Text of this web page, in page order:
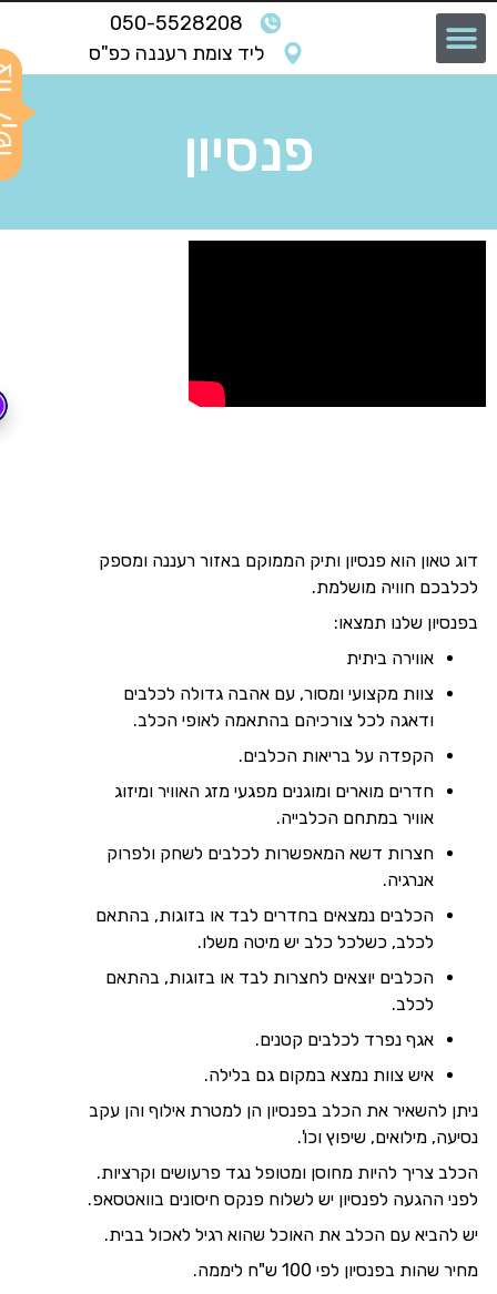
050-5528208
ליד צומת רעננה כפ"ס
פנסיון
דוג טאון הוא פנסיון ותיק הממוקם באזור רעננה ומספק
לכלבכם חוויה מושלמת.
בפנסיון שלנו תמצאו:
אווירה ביתית
צוות מקצועי ומסור, עם אהבה גדולה לכלבים
ודאגה לכל צורכיהם בהתאמה לאופי הכלב.
הקפדה על בריאות הכלבים.
חדרים מוארים ומוגנים מפגעי מזג האוויר ומיזוג
אוויר במתחם הכלבייה.
חצרות דשא המאפשרות לכלבים לשחק ולפרוק
אנרגיה.
הכלבים נמצאים בחדרים לבד או בזוגות, בהתאם
לכלב, כשלכל כלב יש מיטה משלו.
הכלבים יוצאים לחצרות לבד או בזוגות, בהתאם
לכלב.
אגף נפרד לכלבים קטנים.
איש צוות נמצא במקום גם בלילה.
ניתן להשאיר את הכלב בפנסיון הן למטרת אילוף והן עקב
נסיעה, מילואים, שיפוץ וכו'.
הכלב צריך להיות מחוסן ומטופל נגד פרעושים וקרציות.
לפני ההגעה לפנסיון יש לשלוח פנקס חיסונים בוואטסאפ.
יש להביא עם הכלב את האוכל שהוא רגיל לאכול בבית.
מחיר שהות בפנסיון לפי 100 ש"ח ליממה.